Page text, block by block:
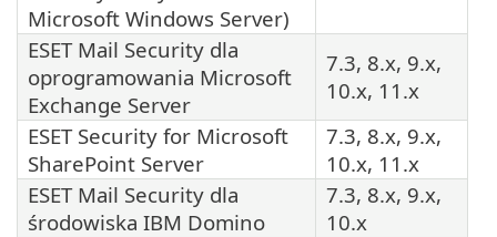
Microsoft Windows Server)
ESET Mail Security dla
oprogramowania Microsoft
Exchange Server
7.3, 8.x, 9.x,
10.x, 11.x
ESET Security for Microsoft
SharePoint Server
7.3, 8.x, 9.x,
10.x, 11.x
ESET Mail Security dla
środowiska IBM Domino
7.3, 8.x, 9.x,
10.x